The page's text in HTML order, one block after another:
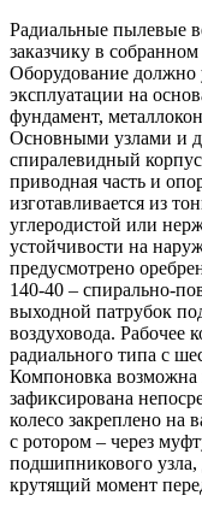
Радиальные пылевые
заказчику в
Оборудование должно
эксплуатации на
фундамент,
Основными узлами и
спиралевидный
приводная часть и
изготавливается из
углеродистой или
устойчивости на
предусмотрено
140-40 – спирально-
выходной патрубок
воздуховода. Рабочее
радиального типа с
Компоновка возможна
зафиксирована
колесо закреплено на
с ротором – через
подшипникового узла,
крутящий момент